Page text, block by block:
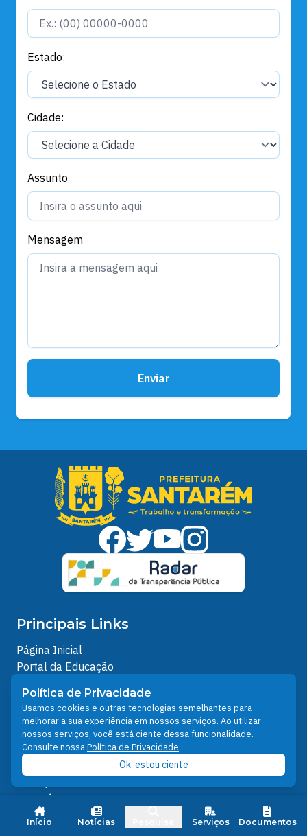
Início Notícias Serviços Documentos
Estado:
Cidade:
Assunto
Mensagem
Enviar
Principais Links
Página Inicial
Portal da Educação
Noticias
Transparência
Turismo
Ouvidoria
Serviços
Portal de Serviços
Política de Privacidade
Usamos cookies e outras tecnologias semelhantes para
melhorar a sua experiência em nossos serviços. Ao utilizar
nossos serviços, você está ciente dessa funcionalidade.
Consulte nossaPolítica de Privacidade.
Ok, estou ciente